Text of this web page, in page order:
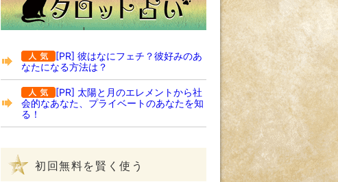
[PR] 彼はなにフェチ？彼好みのあ
なたになる方法は？
[PR] 太陽と月のエレメントから社
会的なあなた、プライベートのあなたを知
る！
初回無料を賢く使う